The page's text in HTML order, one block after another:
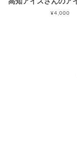
¥4,000